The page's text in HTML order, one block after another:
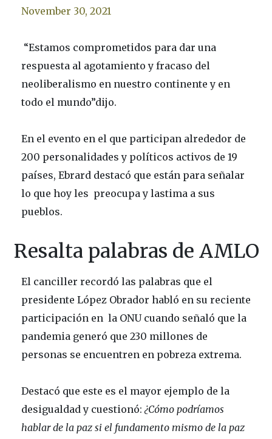
November 30, 2021
“Estamos comprometidos para dar una
respuesta al agotamiento y fracaso del
neoliberalismo en nuestro continente y en
todo el mundo”dijo.
En el evento en el que participan alrededor de
200 personalidades y políticos activos de 19
países, Ebrard destacó que están para señalar
lo que hoy les preocupa y lastima a sus
pueblos.
Resalta palabras de AMLO
El canciller recordó las palabras que el
presidente López Obrador habló en su reciente
participación en la ONU cuando señaló que la
pandemia generó que 230 millones de
personas se encuentren en pobreza extrema.
Destacó que este es el mayor ejemplo de la
desigualdad y cuestionó:¿Cómo podríamos
hablar de la paz si el fundamento mismo de la paz